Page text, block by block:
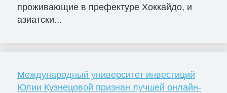
проживающие в префектуре Хоккайдо, и
азиатски...
Международный университет инвестиций
Юлии Кузнецовой признан лучшей онлайн-